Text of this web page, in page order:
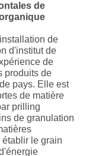
de
de
d'institut de
de
produits de
pays. Elle est
de matière
prilling
de granulation
le grain